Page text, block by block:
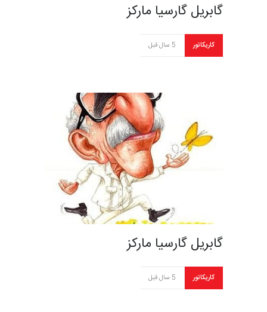
گابریل گارسیا مارکز
کاریکاتور 5 سال قبل
گابریل گارسیا مارکز
کاریکاتور 5 سال قبل